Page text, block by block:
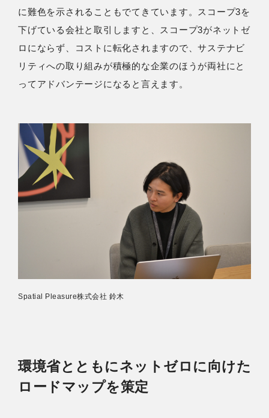
に難色を示されることもでてきています。スコープ3を
下げている会社と取引しますと、スコープ3がネットゼ
ロにならず、コストに転化されますので、サステナビ
リティへの取り組みが積極的な企業のほうが両社にと
ってアドバンテージになると言えます。
Spatial Pleasure株式会社 鈴木
環境省とともにネットゼロに向けた
ロードマップを策定